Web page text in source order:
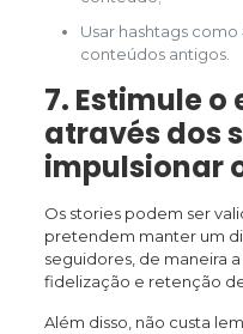
Usar hashtags
conteúdos antigos.
7. Estimule
através dos
impulsionar
Os stories podem ser
pretendem manter um
seguidores, de maneira
fidelização e retenção
Além disso, não custa